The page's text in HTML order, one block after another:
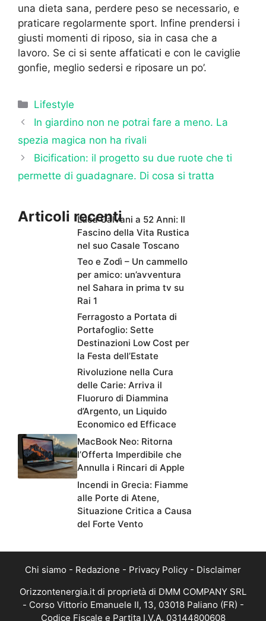
una dieta sana, perdere peso se necessario, e
praticare regolarmente sport. Infine prendersi i
giusti momenti di riposo, sia in casa che a
lavoro. Se ci si sente affaticati e con le caviglie
gonfie, meglio sedersi e riposare un po’.
Categorie
Lifestyle
In giardino non ne potrai fare a meno. La
spezia magica non ha rivali
Bicification: il progetto su due ruote che ti
permette di guadagnare. Di cosa si tratta
Articoli recentiLuca Calvani a 52 Anni: Il
Fascino della Vita Rustica
nel suo Casale Toscano
Teo e Zodì – Un cammello
per amico: un’avventura
nel Sahara in prima tv su
Rai 1
Ferragosto a Portata di
Portafoglio: Sette
Destinazioni Low Cost per
la Festa dell’Estate
Rivoluzione nella Cura
delle Carie: Arriva il
Fluoruro di Diammina
d’Argento, un Liquido
Economico ed Efficace
MacBook Neo: Ritorna
l’Offerta Imperdibile che
Annulla i Rincari di Apple
Incendi in Grecia: Fiamme
alle Porte di Atene,
Situazione Critica a Causa
del Forte Vento
Chi siamo - Redazione - Privacy Policy - Disclaimer
Orizzontenergia.it di proprietà di DMM COMPANY SRL
- Corso Vittorio Emanuele II, 13, 03018 Paliano (FR) -
Codice Fiscale e Partita I.V.A. 03144800608